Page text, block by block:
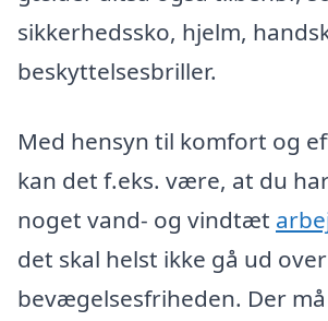
sikkerhedssko, hjelm,
beskyttelsesbriller.
Med hensyn til komfort og
kan det f.eks. være, at du
noget vand- og vindtæt
det skal helst ikke gå ud over
bevægelsesfriheden. Der